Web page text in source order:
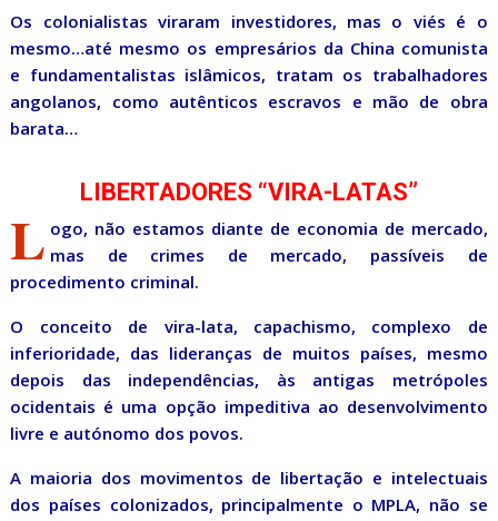
Os colonialistas viraram investidores, mas o viés é o
mesmo…até mesmo os empresários da China comunista
e fundamentalistas islâmicos, tratam os trabalhadores
angolanos, como autênticos escravos e mão de obra
barata…
LIBERTADORES “VIRA-LATAS”
L ogo, não estamos diante de economia de mercado,
mas de crimes de mercado, passíveis de
procedimento criminal.
O conceito de vira-lata, capachismo, complexo de
inferioridade, das lideranças de muitos países, mesmo
depois das independências, às antigas metrópoles
ocidentais é uma opção impeditiva ao desenvolvimento
livre e autónomo dos povos.
A maioria dos movimentos de libertação e intelectuais
dos países colonizados, principalmente o MPLA, não se